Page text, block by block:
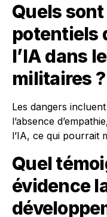
Quels
potentiels
l’IA dans
militaires ?
Les dangers
l’absence
l’IA, ce qui pourrait
Quel
évidence